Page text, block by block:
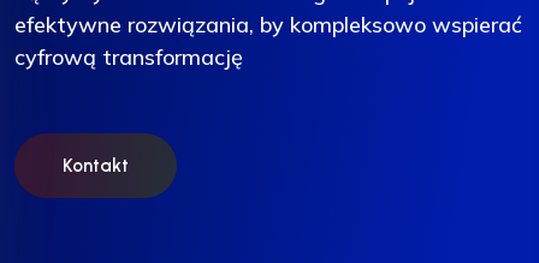
efektywne rozwiązania, by kompleksowo wspierać
cyfrową transformację
Kontakt
efektywne rozwiązania, by kompleksowo wspierać
cyfrową transformację
Kontakt
efektywne rozwiązania, by kompleksowo wspierać
cyfrową transformację
Kontakt